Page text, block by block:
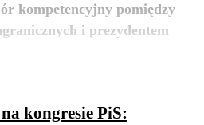
kompetencyjny pomiędzy
i prezydentem
zobacz więcej
kongresie PiS: